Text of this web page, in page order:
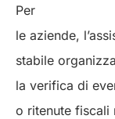
Per
le aziende,
stabile
la verifica di
o ritenute fiscali